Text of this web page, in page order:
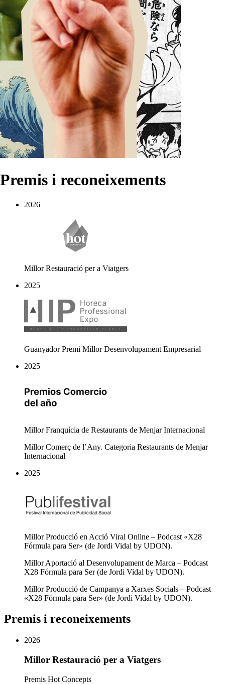
Premis i reconeixements
2026
Millor Restauració per a Viatgers
2025
Guanyador Premi Millor Desenvolupament Empresarial
2025
Millor Franquícia de Restaurants de Menjar Internacional
Millor Comerç de l’Any. Categoria Restaurants de Menjar
Internacional
2025
Millor Producció en Acció Viral Online – Podcast «X28
Fórmula para Ser» (de Jordi Vidal by UDON).
Millor Aportació al Desenvolupament de Marca – Podcast
X28 Fórmula para Ser (de Jordi Vidal by UDON).
Millor Producció de Campanya a Xarxes Socials – Podcast
«X28 Fórmula para Ser» (de Jordi Vidal by UDON).
Premis i reconeixements
2026
Millor Restauració per a Viatgers
Premis Hot Concepts